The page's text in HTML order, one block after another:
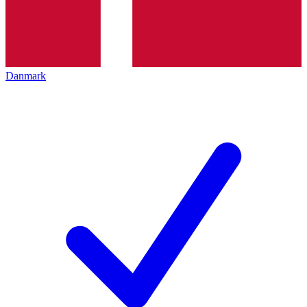
Danmark